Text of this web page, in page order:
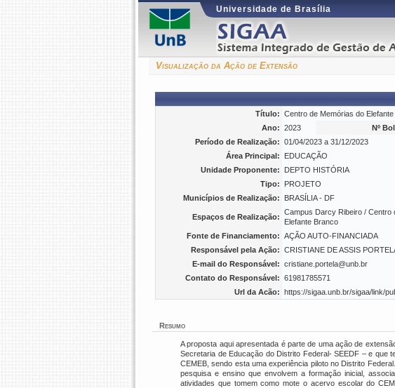
Universidade de Brasília
Visualização da Ação de Extensão
Título: Centro de Memórias do
Ano: 2023 Nº
Período de Realização: 01/04/2023 a 31/12/2023
Área Principal:
EDUCAÇÃO
Unidade Proponente:
DEPTO HISTÓRIA
Tipo:
PROJETO
Municípios de Realização:
BRASÍLIA - DF
Espaços de Realização:
Campus Darcy Ribeiro / Centro
Elefante Branco
Fonte de Financiamento: AÇÃO AUTO-FINANCIADA
Responsável pela Ação: CRISTIANE DE ASSIS
E-mail do Responsável: cristiane.portela@unb.br
Contato do Responsável: 61981785571
Url da Acão: https://sigaa.unb.br/sigaa/link/
Resumo
A proposta aqui apresentada é parte de uma ação de
Secretaria de Educação do Distrito Federal- SEEDF – e que
CEMEB, sendo esta uma experiência piloto no Distrito
pesquisa e ensino que envolvem a formação inicial,
atividades que tomem como mote o acervo escolar do